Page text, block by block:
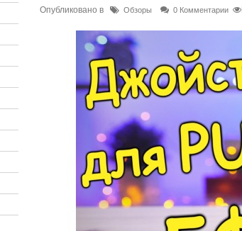
Опубликовано в Обзоры 0 Комментарии